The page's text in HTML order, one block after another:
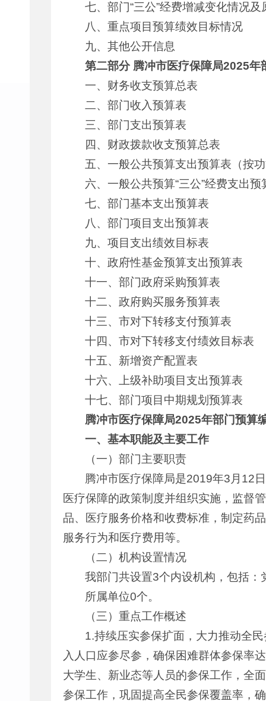
七、部门“三公”经费增减变化情况及
八、重点项目预算绩效目标情况
九、其他公开信息
第二部分 腾冲市医疗保障局2025年
一、财务收支预算总表
二、部门收入预算表
三、部门支出预算表
四、财政拨款收支预算总表
五、一般公共预算支出预算表（按
六、一般公共预算“三公”经费支出预
七、部门基本支出预算表
八、部门项目支出预算表
九、项目支出绩效目标表
十、政府性基金预算支出预算表
十一、部门政府采购预算表
十二、政府购买服务预算表
十三、市对下转移支付预算表
十四、市对下转移支付绩效目标表
十五、新增资产配置表
十六、上级补助项目支出预算表
十七、部门项目中期规划预算表
腾冲市医疗保障局2025年部门预算
一、基本职能及主要工作
（一）部门主要职责
腾冲市医疗保障局是2019年3月12
医疗保障的政策制度并组织实施，监督
品、医疗服务价格和收费标准，制定药
服务行为和医疗费用等。
（二）机构设置情况
我部门共设置3个内设机构，包括
所属单位0个。
（三）重点工作概述
1.持续压实参保扩面，大力推动全
入人口应参尽参，确保困难群体参保率
大学生、新业态等人员的参保工作，全
参保工作，巩固提高全民参保覆盖率，